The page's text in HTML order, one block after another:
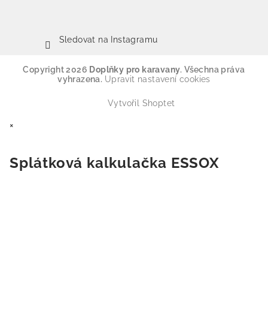
Sledovat na Instagramu
Copyright 2026 Doplňky pro karavany. Všechna práva
vyhrazena. Upravit nastavení cookies
Vytvořil Shoptet
×
Splátková kalkulačka ESSOX